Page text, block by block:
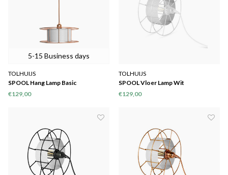
5-15 Business days
TOLHUIJS
SPOOL Hang Lamp Basic
€129,00
TOLHUIJS
SPOOL Vloer Lamp Wit
€129,00